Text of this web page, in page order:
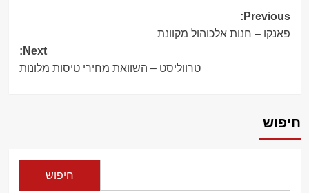
Post
navigation
Previous:
פאנקו – חנות אלכוהול מקוונת
Next:
טרווליסט – השוואת מחירי טיסות מלונות
חיפוש
חיפוש